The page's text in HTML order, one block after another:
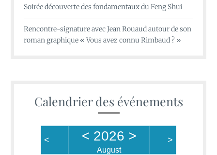
Soirée découverte des fondamentaux du Feng Shui
Rencontre-signature avec Jean Rouaud autour de son
roman graphique « Vous avez connu Rimbaud ? »
Calendrier des événements
< < 2026 >
August
>